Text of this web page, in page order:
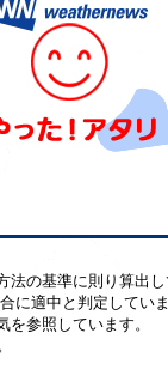
の基準に則り算出し
に適中と判定していま
を参照しています。